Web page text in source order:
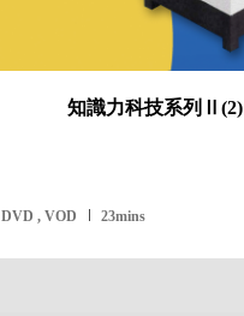
知識力科技系列Ⅱ(2)
DVD , VOD 23mins